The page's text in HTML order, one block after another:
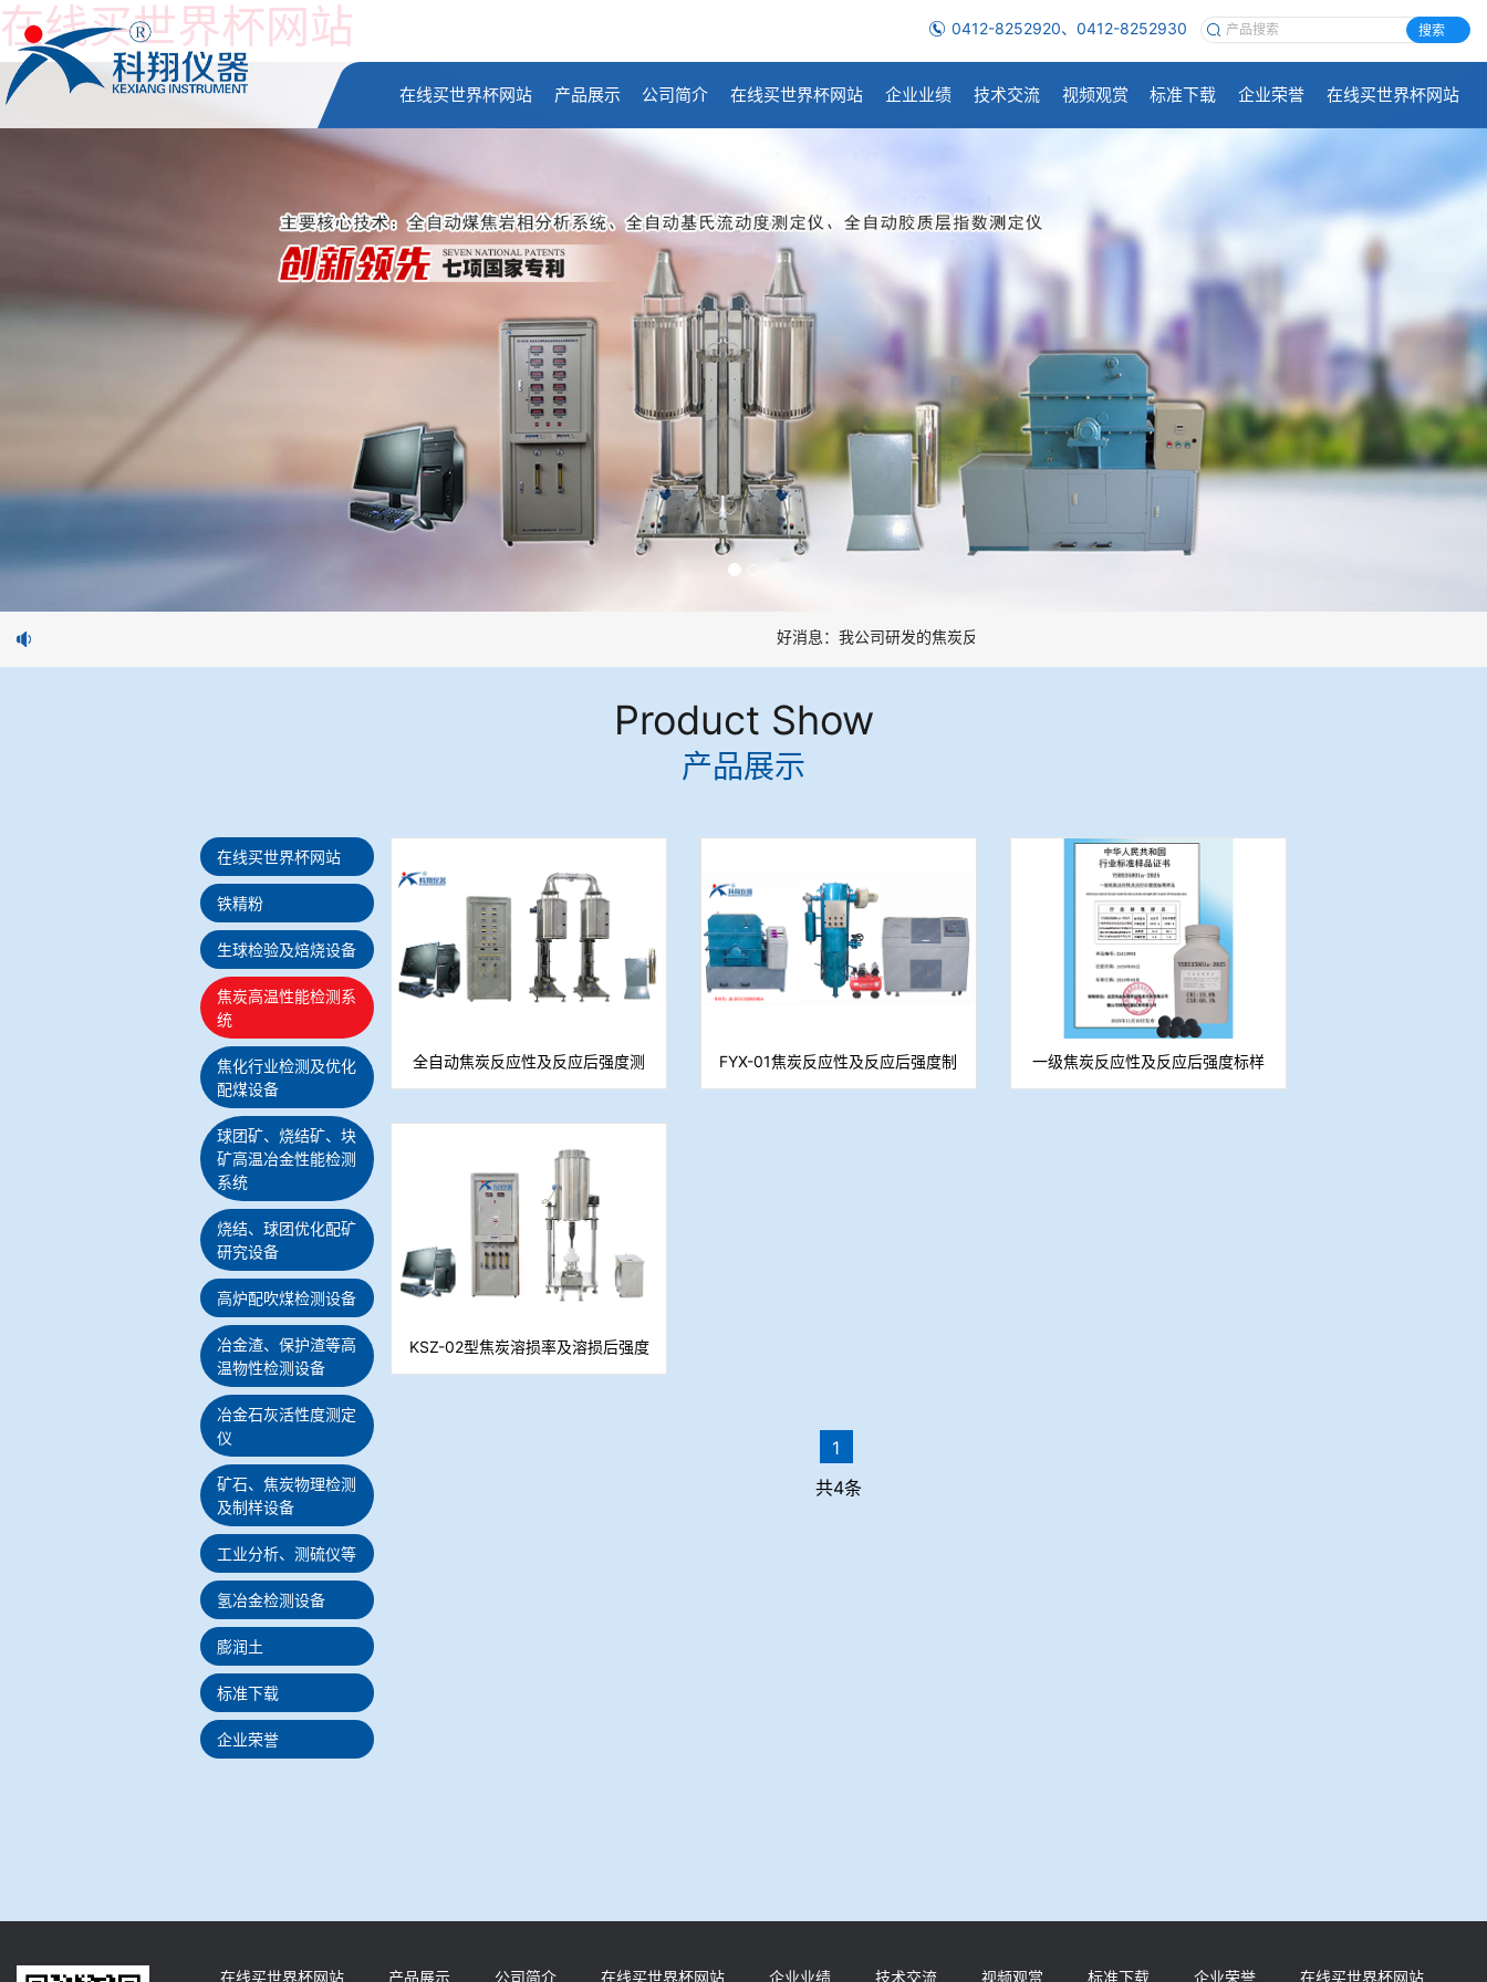
在线买世界杯网站 0412-8252920、0412-8252930 搜索
在线买世界杯网站 产品展示 公司简介 在线买世界杯网站 企业业绩 技术交流 视频观赏 标准下载 企业荣誉 在线买世界杯网站
好消息：我公司研发的焦炭反应性制样系统，全部制样过程机械化操作，没有人为误差，焦球形状与人工
Product Show
产品展示
在线买世界杯网站
铁精粉
生球检验及焙烧设备
焦炭高温性能检测系
统
焦化行业检测及优化
配煤设备
球团矿、烧结矿、块
矿高温冶金性能检测
系统
烧结、球团优化配矿
研究设备
高炉配吹煤检测设备
冶金渣、保护渣等高
温物性检测设备
冶金石灰活性度测定
仪
矿石、焦炭物理检测
及制样设备
工业分析、测硫仪等
氢冶金检测设备
膨润土
标准下载
企业荣誉
全自动焦炭反应性及反应后强度测
定仪
FYX-01焦炭反应性及反应后强度制
样系统
一级焦炭反应性及反应后强度标样
KSZ-02型焦炭溶损率及溶损后强度
测定仪
1
共4条
在线买世界杯网站 产品展示 公司简介 在线买世界杯网站 企业业绩 技术交流 视频观赏 标准下载 企业荣誉 在线买世界杯网站